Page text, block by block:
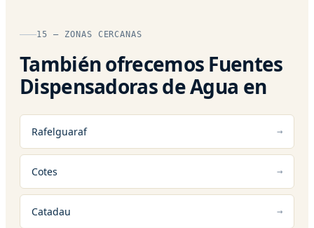
15 — ZONAS CERCANAS
También ofrecemos Fuentes
Dispensadoras de Agua en
Rafelguaraf
Cotes
Catadau